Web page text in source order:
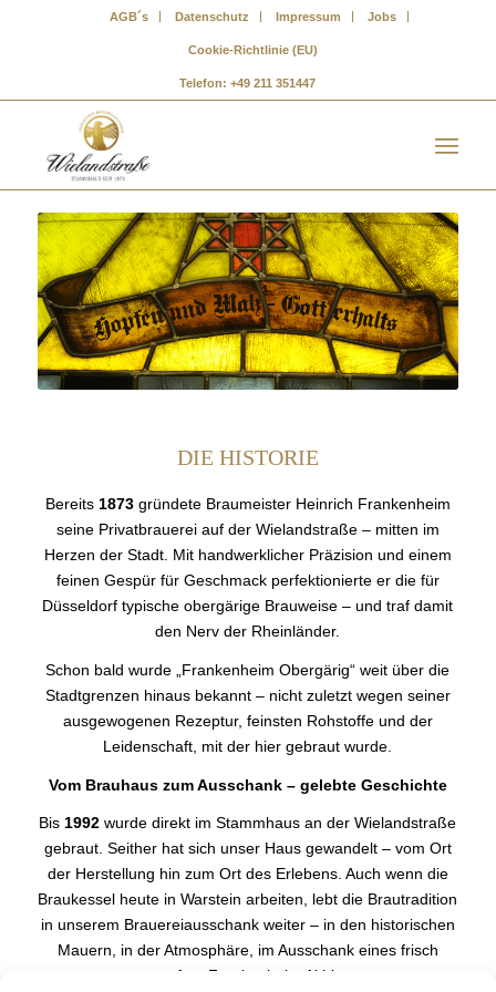
AGB´s Datenschutz Impressum Jobs
Cookie-Richtlinie (EU)
Telefon: +49 211 351447
DIE HISTORIE
Bereits 1873 gründete Braumeister Heinrich Frankenheim
seine Privatbrauerei auf der Wielandstraße – mitten im
Herzen der Stadt. Mit handwerklicher Präzision und einem
feinen Gespür für Geschmack perfektionierte er die für
Düsseldorf typische obergärige Brauweise – und traf damit
den Nerv der Rheinländer.
Schon bald wurde „Frankenheim Obergärig“ weit über die
Stadtgrenzen hinaus bekannt – nicht zuletzt wegen seiner
ausgewogenen Rezeptur, feinsten Rohstoffe und der
Leidenschaft, mit der hier gebraut wurde.
Vom Brauhaus zum Ausschank – gelebte Geschichte
Bis1992 wurde direkt im Stammhaus an der Wielandstraße
gebraut. Seither hat sich unser Haus gewandelt – vom Ort
der Herstellung hin zum Ort des Erlebens. Auch wenn die
Braukessel heute in Warstein arbeiten, lebt die Brautradition
in unserem Brauereiausschank weiter – in den historischen
Mauern, in der Atmosphäre, im Ausschank eines frisch
gezapften Frankenheim Altbiers.